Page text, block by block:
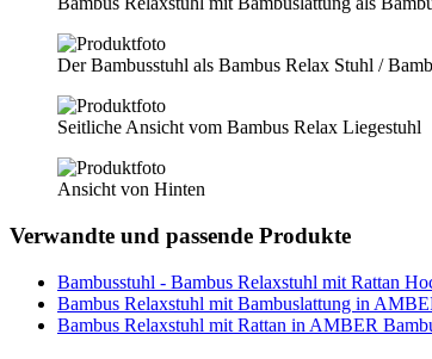
Der Bambusstuhl als Bambus Relax Stuhl /
Seitliche Ansicht vom Bambus Relax Liegestuhl
Ansicht von Hinten
Verwandte und passende Produkte
Bambusstuhl - Bambus Relaxstuhl mit Rattan
Bambus Relaxstuhl mit Bambuslattung in
Bambus Relaxstuhl mit Rattan in AMBER